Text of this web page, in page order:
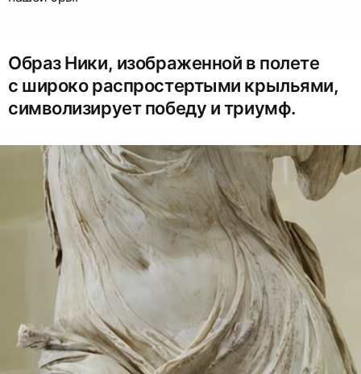
Образ Ники, изображенной в полете
с широко распростертыми крыльями,
символизирует победу и триумф.